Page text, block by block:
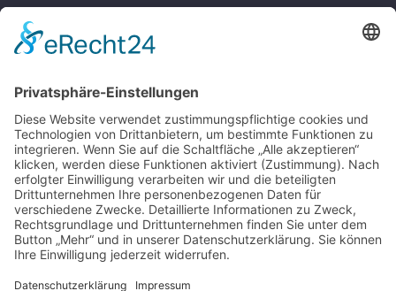
Montag – Donnerstag 08:00 – 17:00 Uhr
Samstag nach Vereinbarung
Parkplätze sind hinter dem Bürohaus vorhanden.
SONSTIGE
Kontakt
Schlagworte-Übersicht
Impressum
Datenschutz